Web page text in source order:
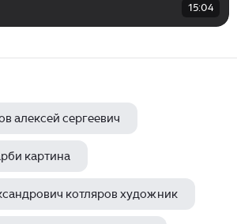
15:04
алексей сергеевич
картина
котляров художник